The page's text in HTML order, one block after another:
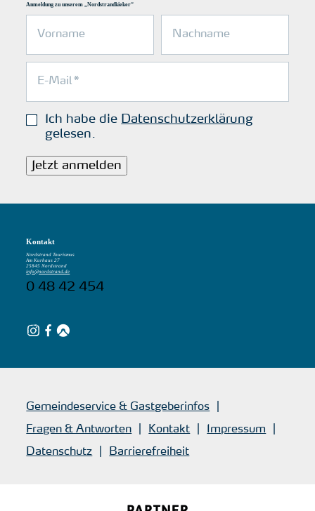
Anmeldung zu unserem „Nordstrandkieker“
Ich habe die Datenschutzerklärung
gelesen.
Jetzt anmelden
Kontakt
Nordstrand Tourismus
Am Kurhaus 27
25845 Nordstrand
info@nordstrand.de
0 48 42 454
Gemeindeservice & Gastgeberinfos
Fragen & Antworten
Kontakt
Impressum
Datenschutz
Barrierefreiheit